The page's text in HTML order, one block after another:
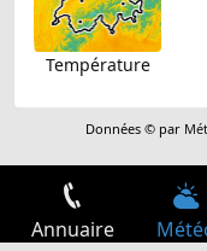
Température
Données © par
Annuaire